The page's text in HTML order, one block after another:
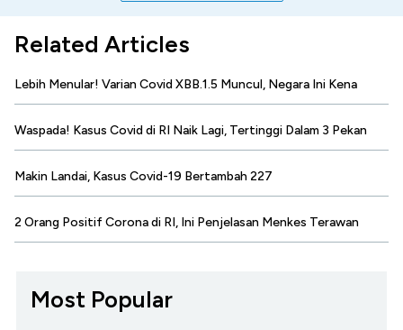
Related Articles
Lebih Menular! Varian Covid XBB.1.5 Muncul, Negara Ini Kena
Waspada! Kasus Covid di RI Naik Lagi, Tertinggi Dalam 3 Pekan
Makin Landai, Kasus Covid-19 Bertambah 227
2 Orang Positif Corona di RI, Ini Penjelasan Menkes Terawan
Most Popular